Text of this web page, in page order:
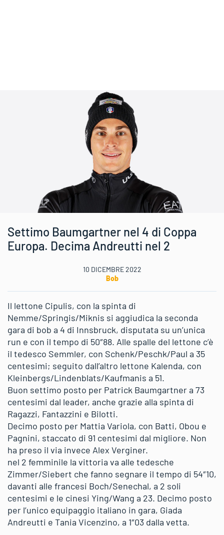
Settimo Baumgartner nel 4 di Coppa
Europa. Decima Andreutti nel 2
10 DICEMBRE 2022
Bob
Il lettone Cipulis, con la spinta di
Nemme/Springis/Miknis si aggiudica la seconda
gara di bob a 4 di Innsbruck, disputata su un’unica
run e con il tempo di 50″88. Alle spalle del lettone c’è
il tedesco Semmler, con Schenk/Peschk/Paul a 35
centesimi; seguito dall’altro lettone Kalenda, con
Kleinbergs/Lindenblats/Kaufmanis a 51.
Buon settimo posto per Patrick Baumgartner a 73
centesimi dal leader, anche grazie alla spinta di
Ragazzi, Fantazzini e Bilotti.
Decimo posto per Mattia Variola, con Batti, Obou e
Pagnini, staccato di 91 centesimi dal migliore. Non
ha preso il via invece Alex Verginer.
nel 2 femminile la vittoria va alle tedesche
Zimmer/Siebert che fanno segnare il tempo di 54″10,
davanti alle francesi Boch/Senechal, a 2 soli
centesimi e le cinesi Ying/Wang a 23. Decimo posto
per l’unico equipaggio italiano in gara, Giada
Andreutti e Tania Vicenzino, a 1″03 dalla vetta.